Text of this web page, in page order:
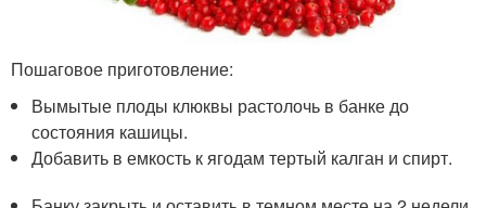
Пошаговое приготовление:
Вымытые плоды клюквы растолочь в банке до
состояния кашицы.
Добавить в емкость к ягодам тертый калган и спирт.